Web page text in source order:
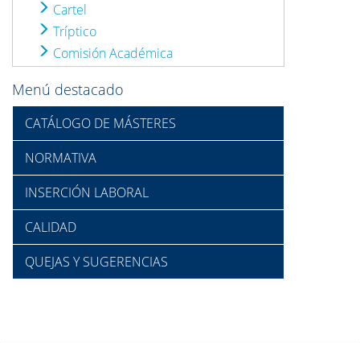
Cartel
Tríptico
Comisión Académica
Menú destacado
CATÁLOGO DE MÁSTERES
NORMATIVA
INSERCIÓN LABORAL
CALIDAD
QUEJAS Y SUGERENCIAS